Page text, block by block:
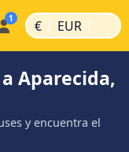
€ | EUR |
Aparecida,
y encuentra el